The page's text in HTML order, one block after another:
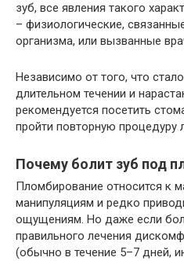
зуб, все явления такого
– физиологические,
организма, или вызванные
Независимо от того, что
длительном течении и
рекомендуется посетить
пройти повторную процедуру
Почему болит зуб под
Пломбирование относится к
манипуляциям и редко
ощущениям. Но даже если
правильного лечения
(обычно в течение 5–7 дней,